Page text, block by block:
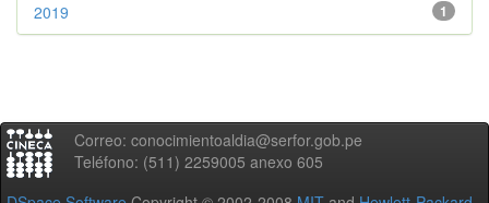
1
2019
Correo: conocimientoaldia@serfor.gob.pe
Teléfono: (511) 2259005 anexo 605